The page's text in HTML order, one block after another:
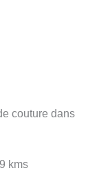
couture dans
kms